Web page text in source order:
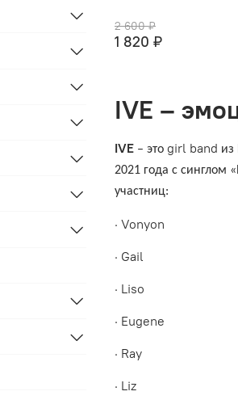
2 600 ₽
1 820 ₽
IVE –
IVE – это girl band из
2021 года с синглом
участниц:
· Vonyon
· Gail
· Liso
· Eugene
· Ray
· Liz